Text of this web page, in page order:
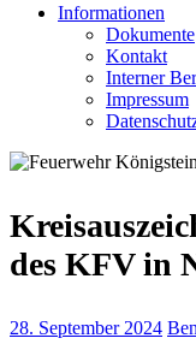
Informationen
Dokumente
Kontakt
Interner
Impressum
des KFV in
28. September 2024